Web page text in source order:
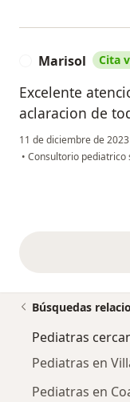
Marisol Cita
Excelente
aclaracion de
11 de diciembre de 2023
• Consultorio pediatrico
Búsquedas
Pediatras
Pediatras en
Pediatras en